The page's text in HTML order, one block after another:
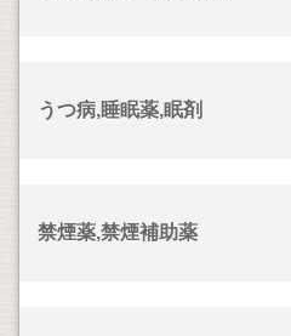
うつ病,睡眠薬,眠剤
禁煙薬,禁煙補助薬